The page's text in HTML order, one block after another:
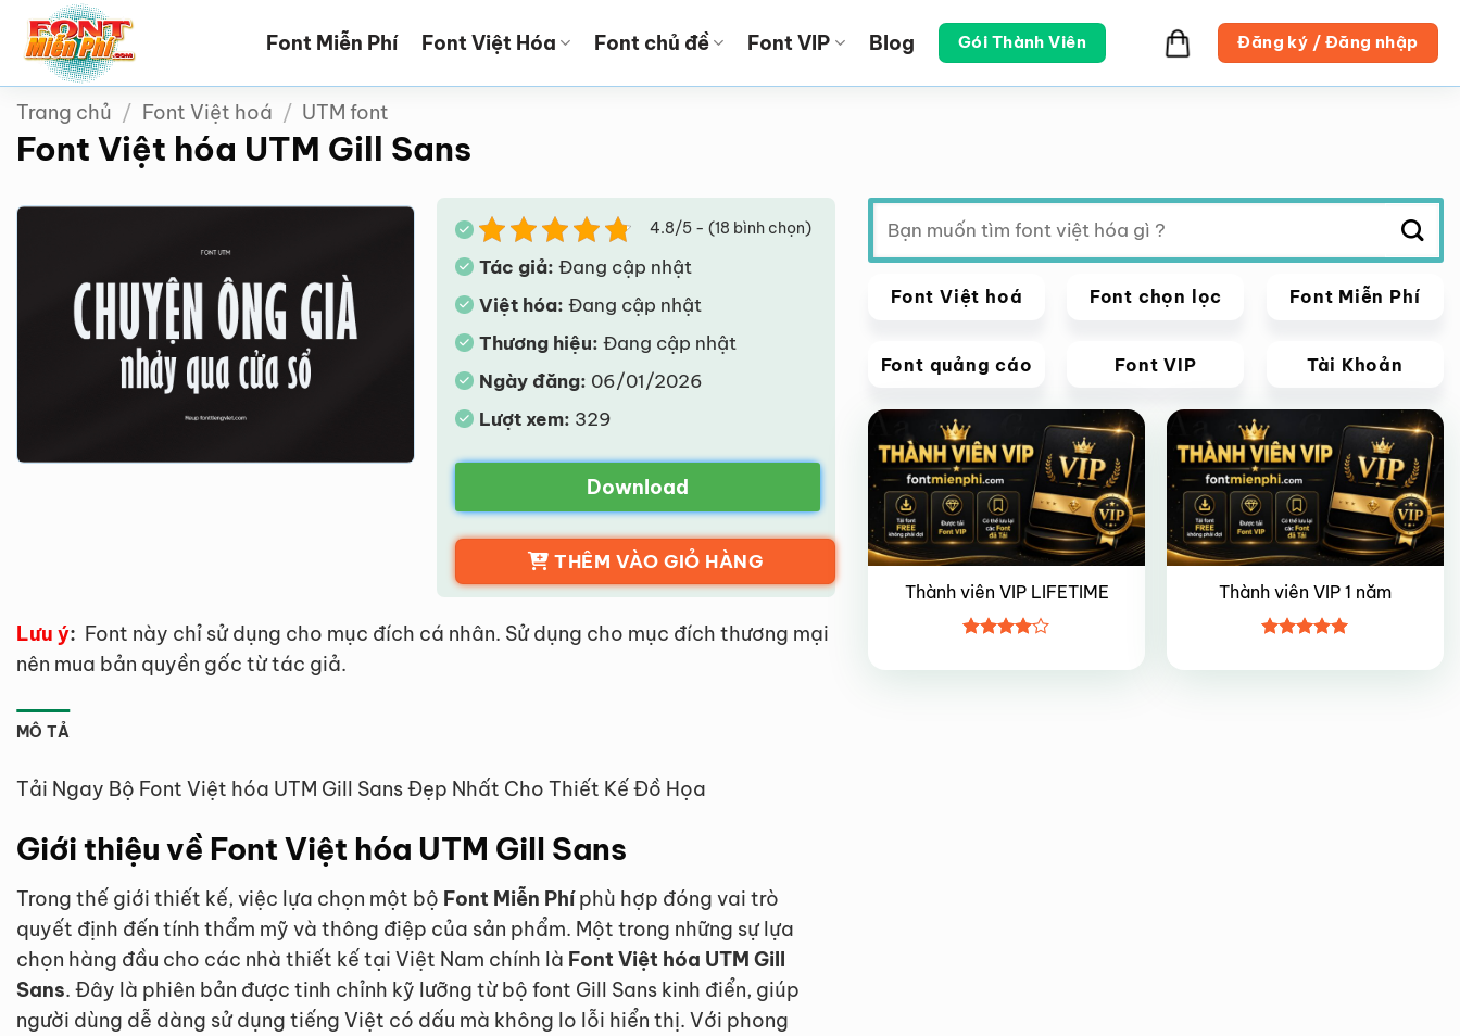
qua
dung
Font Miễn Phí Font Việt Hóa Font chủ đề Font VIP Blog Gói Thành Viên Đăng ký / Đăng nhập
Trang chủ / Font Việt hoá / UTM font
Font Việt hóa UTM Gill Sans
4.8/5 - (18 bình chọn)
Tác giả: Đang cập nhật
Việt hóa: Đang cập nhật
Thương hiệu: Đang cập nhật
Ngày đăng: 06/01/2026
Lượt xem: 329
Download
THÊM VÀO GIỎ HÀNG
Lưu ý: Font này chỉ sử dụng cho mục đích cá nhân. Sử dụng cho mục đích thương mại
nên mua bản quyền gốc từ tác giả.
MÔ TẢ
Tải Ngay Bộ Font Việt hóa UTM Gill Sans Đẹp Nhất Cho Thiết Kế Đồ Họa
Giới thiệu về Font Việt hóa UTM Gill Sans
Trong thế giới thiết kế, việc lựa chọn một bộ Font Miễn Phíphù hợp đóng vai trò
quyết định đến tính thẩm mỹ và thông điệp của sản phẩm. Một trong những sự lựa
chọn hàng đầu cho các nhà thiết kế tại Việt Nam chính là Font Việt hóa UTM Gill
Sans. Đây là phiên bản được tinh chỉnh kỹ lưỡng từ bộ font Gill Sans kinh điển, giúp
người dùng dễ dàng sử dụng tiếng Việt có dấu mà không lo lỗi hiển thị. Với phong
Tìm
kiếm:
Font Việt hoá Font chọn lọc Font Miễn Phí
Font quảng cáo Font VIP Tài Khoản
Giảm giá!
Thành viên VIP LIFETIME
xếp hạng
Giảm giá!
Thành viên VIP 1 năm
hạng55